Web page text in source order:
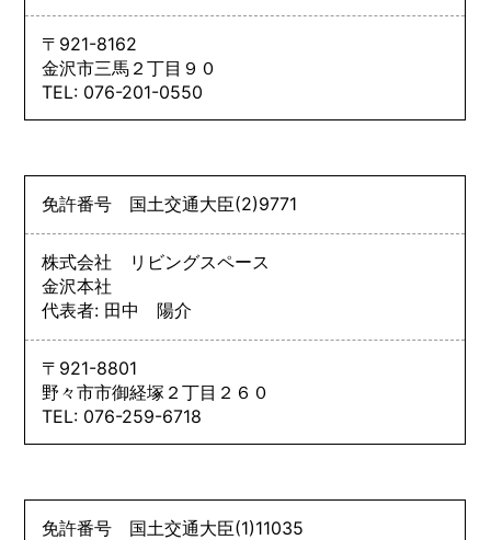
〒921-8162
金沢市三馬２丁目９０
TEL: 076-201-0550
免許番号 国土交通大臣(2)9771
株式会社 リビングスペース
金沢本社
代表者: 田中 陽介
〒921-8801
野々市市御経塚２丁目２６０
TEL: 076-259-6718
免許番号 国土交通大臣(1)11035